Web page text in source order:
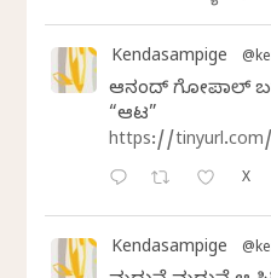
Kendasampige
ಆನಂದ್‌ ಗೋಪಾಲ್‌
“ಆಟ”
https://
X
Kendasampige